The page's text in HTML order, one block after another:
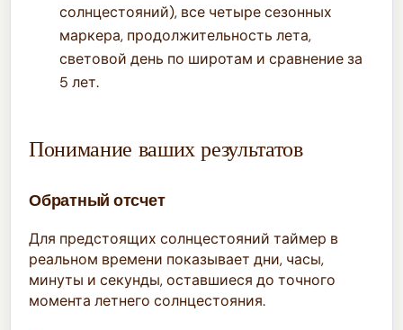
солнцестояний), все четыре сезонных
маркера, продолжительность лета,
световой день по широтам и сравнение за
5 лет.
Понимание ваших результатов
Обратный отсчет
Для предстоящих солнцестояний таймер в
реальном времени показывает дни, часы,
минуты и секунды, оставшиеся до точного
момента летнего солнцестояния.